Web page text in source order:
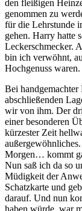
den fleißigen
genommen zu
für die Lehrstunde
gehen. Harry hatte
Leckerschmecker.
bin ich verwöhnt,
Hochgenuss
Bei
abschließenden
wir von ihm. Der
einer besonderen
kürzester Zeit
Morgen… kommt
Nun saß ich da so
Müdigkeit der
Schatzkarte und
darauf. Und nun
haben würde, war